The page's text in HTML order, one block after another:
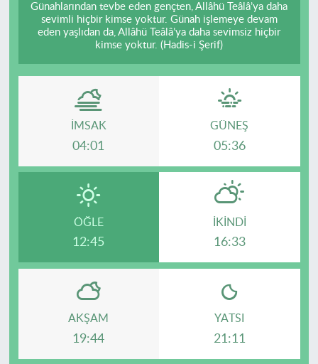
Günahlarından tevbe eden gençten, Allâhü Teâlâ’ya daha
sevimli hiçbir kimse yoktur. Günah işlemeye devam
eden yaşlıdan da, Allâhü Teâlâ’ya daha sevimsiz hiçbir
kimse yoktur. (Hadis-i Şerif)
İMSAK
04:01
GÜNEŞ
05:36
ÖĞLE
12:45
İKINDI
16:33
AKŞAM
19:44
YATSI
21:11